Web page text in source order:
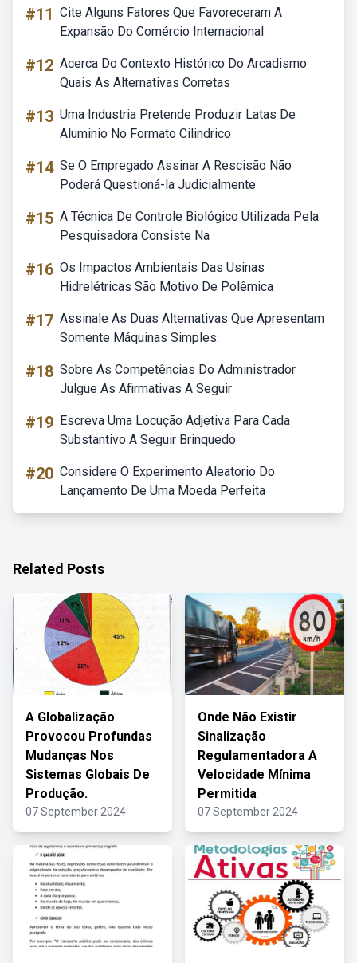
#11 Cite Alguns Fatores Que Favoreceram A
Expansão Do Comércio Internacional
#12 Acerca Do Contexto Histórico Do Arcadismo
Quais As Alternativas Corretas
#13 Uma Industria Pretende Produzir Latas De
Aluminio No Formato Cilindrico
#14 Se O Empregado Assinar A Rescisão Não
Poderá Questioná-la Judicialmente
#15 A Técnica De Controle Biológico Utilizada Pela
Pesquisadora Consiste Na
#16 Os Impactos Ambientais Das Usinas
Hidrelétricas São Motivo De Polêmica
#17 Assinale As Duas Alternativas Que Apresentam
Somente Máquinas Simples.
#18 Sobre As Competências Do Administrador
Julgue As Afirmativas A Seguir
#19 Escreva Uma Locução Adjetiva Para Cada
Substantivo A Seguir Brinquedo
#20 Considere O Experimento Aleatorio Do
Lançamento De Uma Moeda Perfeita
Related Posts
A Globalização
Provocou Profundas
Mudanças Nos
Sistemas Globais De
Produção.
07 September 2024
Onde Não Existir
Sinalização
Regulamentadora A
Velocidade Mínima
Permitida
07 September 2024